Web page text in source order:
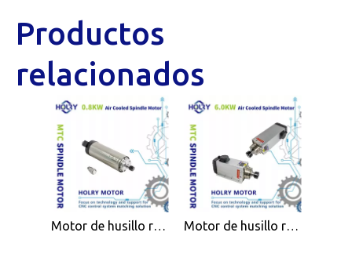
Productos
relacionados
Motor de husillo refrigerado por aire de alta calidad 0,8 kW ER11 para máquina de trabajo de madera CNC Motor de husillo refrigerado por aire de alta eficiencia 6.0KW ER32 para máquina de trabajo de madera CNC